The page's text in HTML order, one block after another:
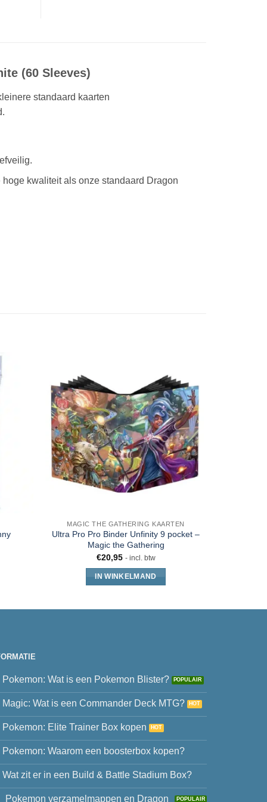
(60 Sleeves)
standaard kaarten
kwaliteit als onze standaard Dragon
MAGIC THE GATHERING KAARTEN
Ultra Pro Pro Binder Unfinity 9 pocket –
Magic the Gathering
€20,95 - incl. btw
IN WINKELMAND
Pokemon: Wat is een Pokemon Blister?
Magic: Wat is een Commander Deck MTG?
Pokemon: Elite Trainer Box kopen
Pokemon: Waarom een boosterbox kopen?
Wat zit er in een Build & Battle Stadium Box?
Pokemon verzamelmappen en Dragon